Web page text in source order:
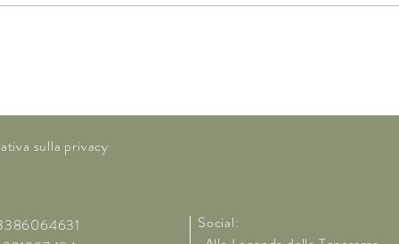
sulla privacy
Social: